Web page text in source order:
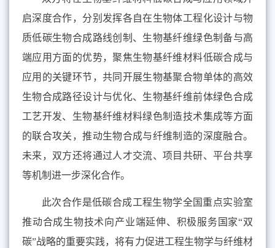
启深度合作， 分别 发挥各自在生物体工程化设计与物
质低碳生物合成路线创制 、 生物基纤维绿色制备与高
端应用方面的优势，聚焦生物基纤维材料低碳合成与
应用的关键环节， 共同开展生物基聚合物单体的高效
生物合成路径设计与优化、生物基纤维前体绿色合成
工艺开发、生物基纤维材料绿色制造技术集成等方面
的联合攻关，推动生物合成与纤维制造的深度融合。
未来，双方还将通过人才交流、项目共研、平台共享
等机制 进一步深化合作。
此次合作是低碳合成工程生物学全国 重点实验室
推动合成生物技术向产业端延伸、积极服务国家“双
碳”战略的重要实践，将有力促进工程生物学与纤维材